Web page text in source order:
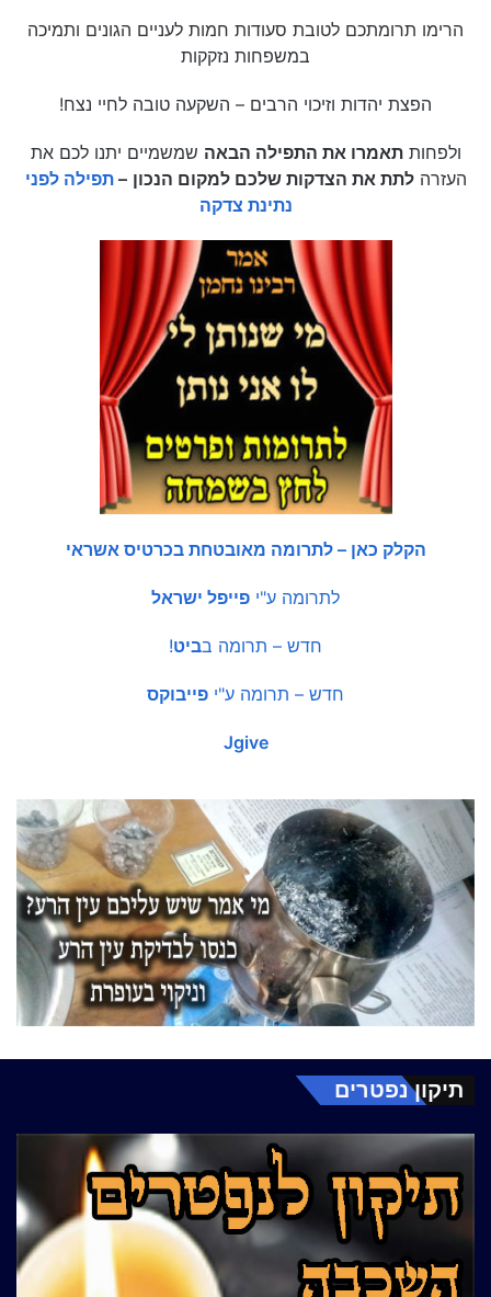
הרימו תרומתכם לטובת סעודות חמות לעניים הגונים ותמיכה
במשפחות נזקקות
הפצת יהדות וזיכוי הרבים – השקעה טובה לחיי נצח!
ולפחותתאמרו את התפילה הבאה שמשמיים יתנו לכם את
העזרהלתת את הצדקות שלכם למקום הנכון –תפילה לפני
נתינת צדקה
הקלק כאן – לתרומה מאובטחת בכרטיס אשראי
לתרומה ע"י פייפל ישראל
חדש – תרומה בביט!
חדש – תרומה ע"י פייבוקס
Jgive
תיקון נפטרים